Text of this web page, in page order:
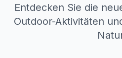
Entdecken Sie die
Outdoor-Aktivitäten